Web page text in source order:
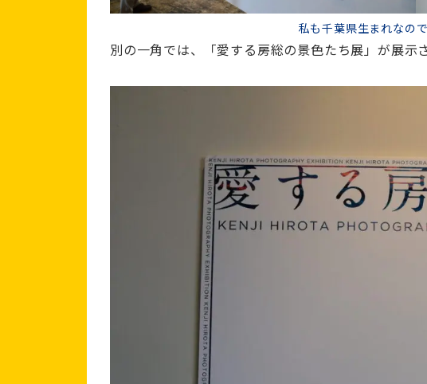
私も千葉県生まれなの
別の一角では、「愛する房総の景色たち展」が展示